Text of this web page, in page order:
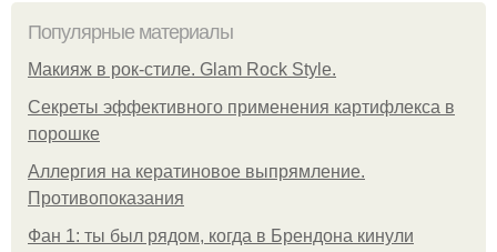
Популярные материалы
Макияж в рок-стиле. Glam Rock Style.
Секреты эффективного применения картифлекса в
порошке
Аллергия на кератиновое выпрямление.
Противопоказания
Фан 1: ты был рядом, когда в Брендона кинули